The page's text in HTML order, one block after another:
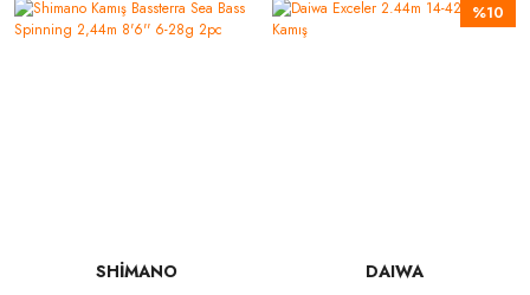
SHİMANO
%10
DAIWA